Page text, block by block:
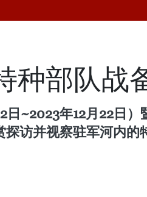
种部队战
~2023年12月22日
访并视察驻军河内的